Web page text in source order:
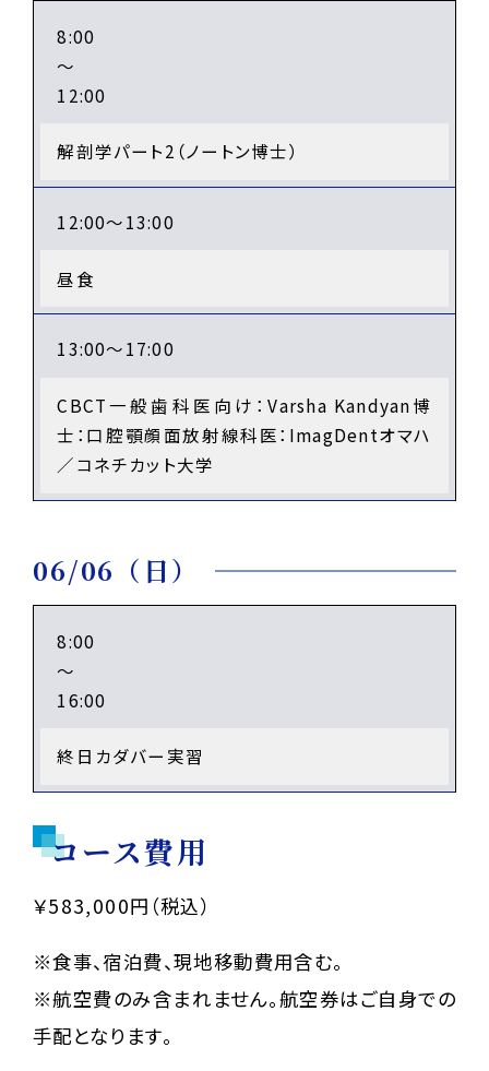
8:00
～
12:00
解剖学パート2（ノートン博士）
12:00～13:00
昼食
13:00～17:00
CBCT一般歯科医向け：Varsha Kandyan博
士：口腔顎顔面放射線科医：ImagDentオマハ
／コネチカット大学
06/06（日）
8:00
～
16:00
終日カダバー実習
コース費用
￥583,000円（税込）
※食事、宿泊費、現地移動費用含む。
※航空費のみ含まれません。航空券はご自身での
手配となります。